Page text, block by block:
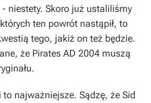
niestety. Skoro już ustaliliśmy
ten powrót nastąpił, to
tego, jakiż on też będzie.
że Pirates AD 2004 muszą
najważniejsze. Sądzę, że Sid